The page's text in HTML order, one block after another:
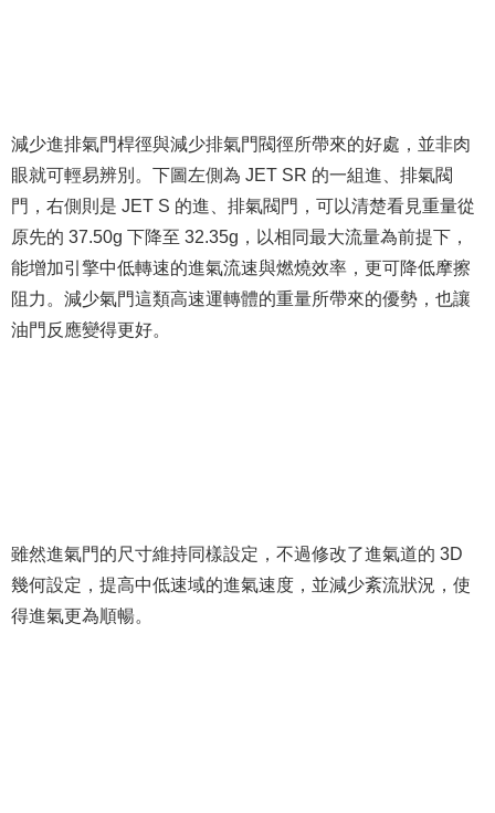
減少進排氣門桿徑與減少排氣門閥徑所帶來的好處，並非肉
眼就可輕易辨別。下圖左側為 JET SR 的一組進、排氣閥
門，右側則是 JET S 的進、排氣閥門，可以清楚看見重量從
原先的 37.50g 下降至 32.35g，以相同最大流量為前提下，
能增加引擎中低轉速的進氣流速與燃燒效率，更可降低摩擦
阻力。減少氣門這類高速運轉體的重量所帶來的優勢，也讓
油門反應變得更好。
雖然進氣門的尺寸維持同樣設定，不過修改了進氣道的 3D
幾何設定，提高中低速域的進氣速度，並減少紊流狀況，使
得進氣更為順暢。